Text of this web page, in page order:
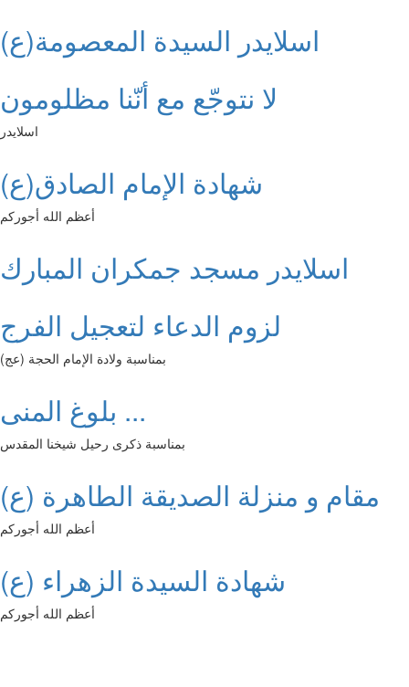
اسلايدر السيدة المعصومة(ع)
لا نتوجّع مع أنّنا مظلومون
اسلايدر
شهادة الإمام الصادق(ع)
أعظم الله أجوركم
اسلايدر مسجد جمكران المبارك
لزوم الدعاء لتعجيل الفرج
بمناسبة ولادة الإمام الحجة (عج)
بلوغ المنى ...
بمناسبة ذكرى رحيل شيخنا المقدس
مقام و منزلة الصديقة الطاهرة (ع)
أعظم الله أجوركم
شهادة السيدة الزهراء (ع)
أعظم الله أجوركم